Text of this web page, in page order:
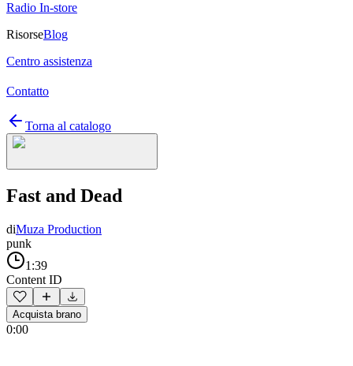
Radio In-store
RisorseBlog
Centro assistenza
Contatto
Torna al catalogo
Fast and Dead
diMuza Production
punk
1:39
Content ID
Acquista brano
0:00